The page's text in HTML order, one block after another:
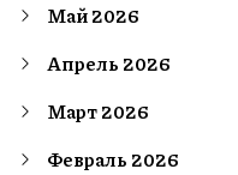
Май 2026
Апрель 2026
Март 2026
Февраль 2026